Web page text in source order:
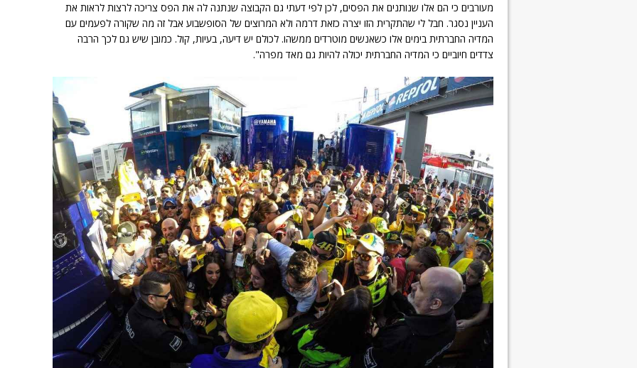
מעורבים כי הם אלו שנותנים את הפסים, לכן לפי דעתי גם הקבוצה שנתנה לה את הפס צריכה לרצות לראות את
העניין נסגר. חבל לי שהתקרית הזו יצרה כזאת דרמה ולא המרוצים של הסופשבוע אבל זה מה שקורה לפעמים עם
המדיה החברתית בימים אלו כשאנשים מוטרדים ממשהו. לכולם יש דיעה, בעיות, קול. כמובן שיש גם לכך הרבה
צדדים חיוביים כי המדיה החברתית יכולה להיות גם מאד מפרה".